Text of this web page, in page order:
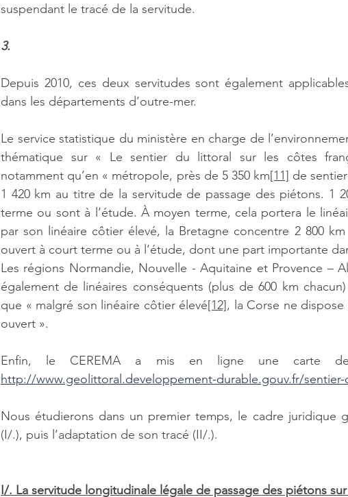
suspendant le tracé de la servitude.
3.
Depuis 2010, ces deux servitudes sont également
dans les départements d’outre-mer.
Le service statistique du ministère en charge de
thématique sur « Le sentier du littoral sur les côtes
notamment qu’en « métropole, près de 5 350 km[11] de
1 420 km au titre de la servitude de passage des piétons. 1
terme ou sont à l’étude. À moyen terme, cela portera le
par son linéaire côtier élevé, la Bretagne concentre 2 800
ouvert à court terme ou à l’étude, dont une part importante
Les régions Normandie, Nouvelle - Aquitaine et Provence –
également de linéaires conséquents (plus de 600 km
que « malgré son linéaire côtier élevé[12], la Corse ne
ouvert ».
http://www.geolittoral.developpement-durable.gouv.fr/sentier-
Nous étudierons dans un premier temps, le cadre juridique
(I/.), puis l’adaptation de son tracé (II/.).
I/. La servitude longitudinale légale de passage des piétons